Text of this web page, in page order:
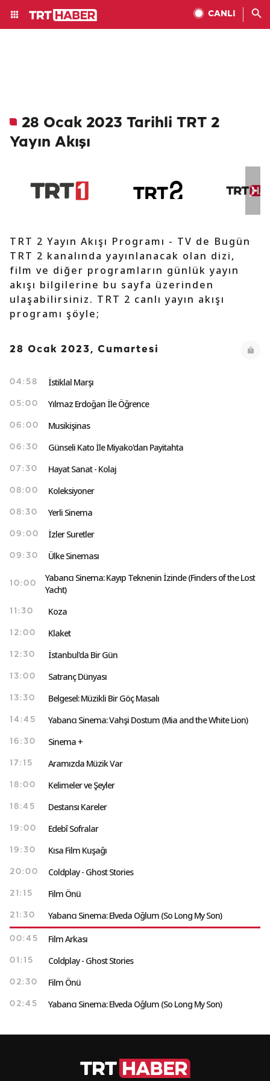
CANLI
28 Ocak 2023 Tarihli TRT 2
Yayın Akışı
TRT 2 Yayın Akışı Programı - TV de Bugün
TRT 2 kanalında yayınlanacak olan dizi,
film ve diğer programların günlük yayın
akışı bilgilerine bu sayfa üzerinden
ulaşabilirsiniz. TRT 2 canlı yayın akışı
programı şöyle;
28 Ocak 2023, Cumartesi
04:58 İstiklal Marşı
05:00 Yılmaz Erdoğan İle Öğrence
06:00 Musikişinas
06:30 Günseli Kato İle Miyako'dan Payitahta
07:30 Hayat Sanat - Kolaj
08:00 Koleksiyoner
08:30 Yerli Sinema
09:00 İzler Suretler
09:30 Ülke Sineması
10:00
Yabancı Sinema: Kayıp Teknenin İzinde (Finders of the Lost
Yacht)
11:30 Koza
12:00 Klaket
12:30 İstanbul'da Bir Gün
13:00 Satranç Dünyası
13:30 Belgesel: Müzikli Bir Göç Masalı
14:45 Yabancı Sinema: Vahşi Dostum (Mia and the White Lion)
16:30 Sinema +
17:15 Aramızda Müzik Var
18:00 Kelimeler ve Şeyler
18:45 Destansı Kareler
19:00 Edebî Sofralar
19:30 Kısa Film Kuşağı
20:00 Coldplay - Ghost Stories
21:15 Film Önü
21:30 Yabancı Sinema: Elveda Oğlum (So Long My Son)
00:45 Film Arkası
01:15 Coldplay - Ghost Stories
02:30 Film Önü
02:45 Yabancı Sinema: Elveda Oğlum (So Long My Son)